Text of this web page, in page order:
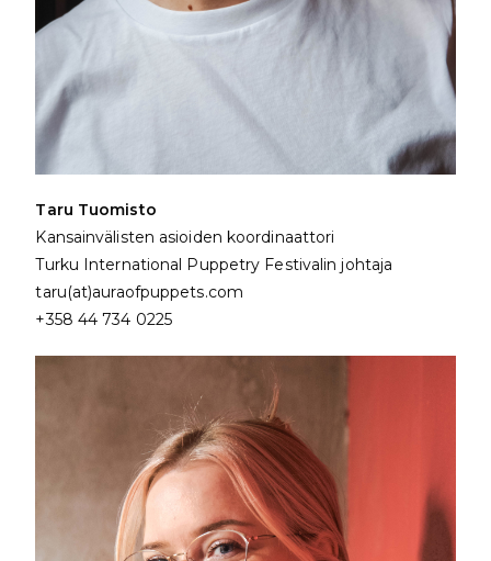
Taru Tuomisto
Kansainvälisten asioiden koordinaattori
Turku International Puppetry Festivalin johtaja
taru(at)auraofpuppets.com
+358 44 734 0225